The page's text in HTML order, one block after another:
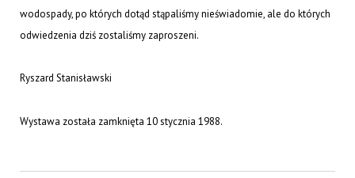
wodospady, po których dotąd stąpaliśmy nieświadomie, ale do których
odwiedzenia dziś zostaliśmy zaproszeni.
Ryszard Stanisławski
Wystawa została zamknięta 10 stycznia 1988.